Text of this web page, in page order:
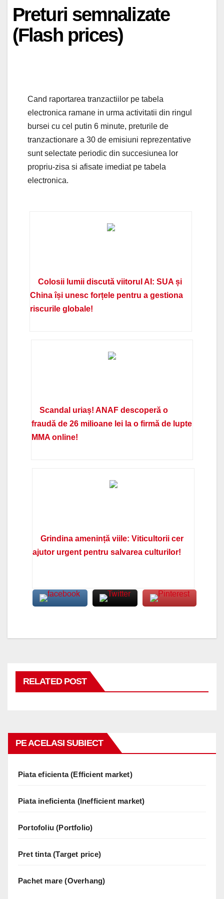
Preturi semnalizate
(Flash prices)
Cand raportarea tranzactiilor pe tabela
electronica ramane in urma activitatii din ringul
bursei cu cel putin 6 minute, preturile de
tranzactionare a 30 de emisiuni reprezentative
sunt selectate periodic din succesiunea lor
propriu-zisa si afisate imediat pe tabela
electronica.
Colosii lumii discută viitorul AI: SUA și
China își unesc forțele pentru a gestiona
riscurile globale!
Scandal uriaș! ANAF descoperă o
fraudă de 26 milioane lei la o firmă de lupte
MMA online!
Grindina amenință viile: Viticultorii cer
ajutor urgent pentru salvarea culturilor!
RELATED POST
PE ACELASI SUBIECT
Piata eficienta (Efficient market)
Piata ineficienta (Inefficient market)
Portofoliu (Portfolio)
Pret tinta (Target price)
Pachet mare (Overhang)